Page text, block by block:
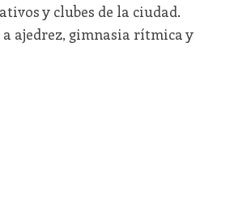
y clubes de la ciudad.
ajedrez, gimnasia rítmica y